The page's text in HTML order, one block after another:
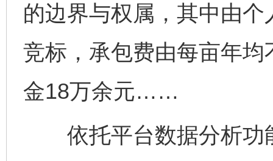
的边界与权属，其中由
竞标，承包费由每亩年
金18万余元……
依托平台数据分析功